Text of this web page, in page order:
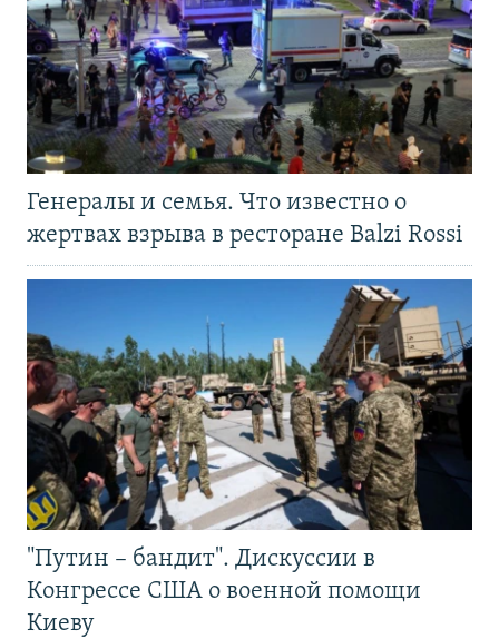
Генералы и семья. Что известно о
жертвах взрыва в ресторане Balzi Rossi
"Путин – бандит". Дискуссии в
Конгрессе США о военной помощи
Киеву